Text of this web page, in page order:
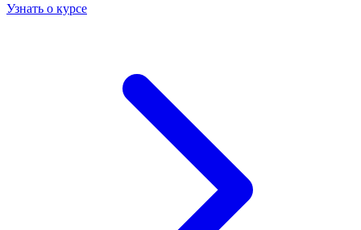
Узнать о курсе